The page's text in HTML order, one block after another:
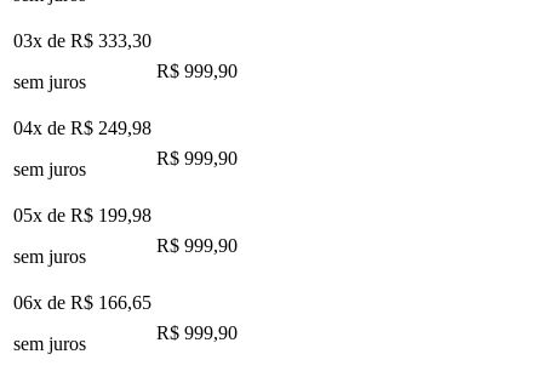
03x de R$ 333,30
sem juros
R$ 999,90
04x de R$ 249,98
sem juros
R$ 999,90
05x de R$ 199,98
sem juros
R$ 999,90
06x de R$ 166,65
sem juros
R$ 999,90